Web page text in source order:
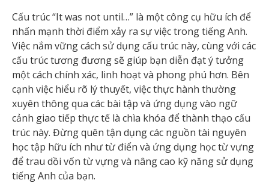
Cấu trúc “It was not until…” là một công cụ hữu ích để
nhấn mạnh thời điểm xảy ra sự việc trong tiếng Anh.
Việc nắm vững cách sử dụng cấu trúc này, cùng với các
cấu trúc tương đương sẽ giúp bạn diễn đạt ý tưởng
một cách chính xác, linh hoạt và phong phú hơn. Bên
cạnh việc hiểu rõ lý thuyết, việc thực hành thường
xuyên thông qua các bài tập và ứng dụng vào ngữ
cảnh giao tiếp thực tế là chìa khóa để thành thạo cấu
trúc này. Đừng quên tận dụng các nguồn tài nguyên
học tập hữu ích như từ điển và ứng dụng học từ vựng
để trau dồi vốn từ vựng và nâng cao kỹ năng sử dụng
tiếng Anh của bạn.